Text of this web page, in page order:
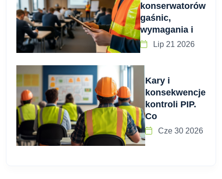
konserwatorów
gaśnic,
wymagania i
Lip 21 2026
Kary i
konsekwencje
kontroli PIP.
Co
Cze 30 2026